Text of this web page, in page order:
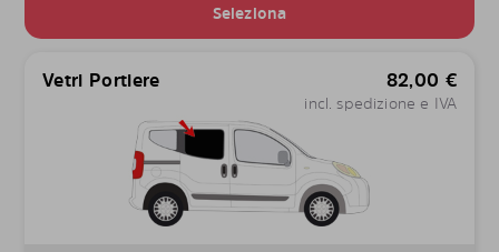
Seleziona
Vetri Portiere 82,00 €
incl. spedizione e IVA